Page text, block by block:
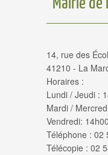
14, rue des
41210 - La
Horaires :
Lundi / Jeudi :
Mardi /
Vendredi:
Téléphone : 02
Télécopie : 02